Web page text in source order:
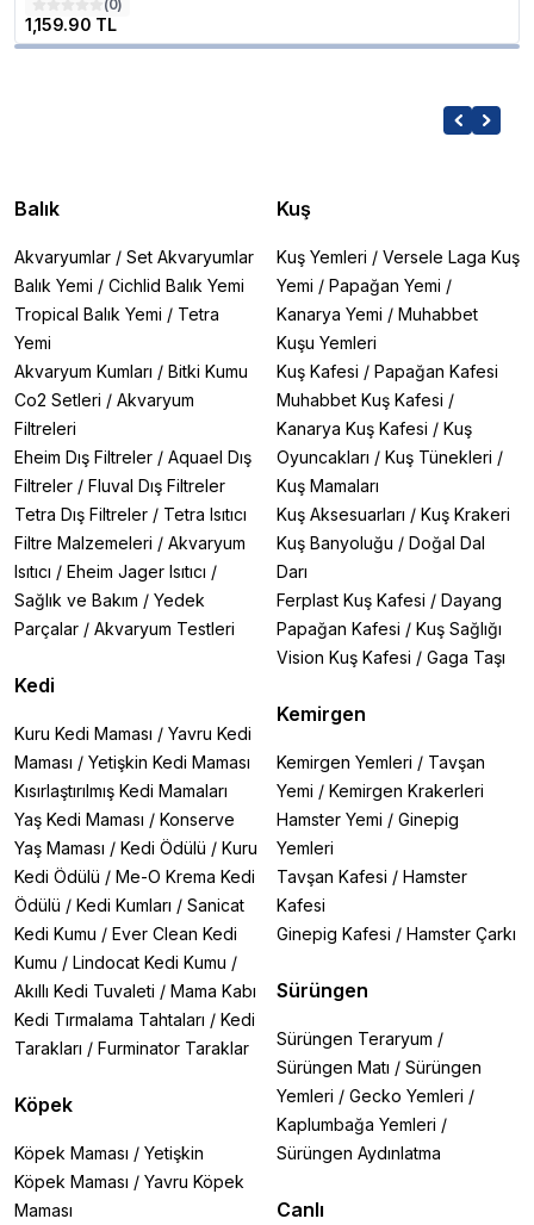
(0)
1,159.90 TL
Balık
Akvaryumlar / Set Akvaryumlar
Balık Yemi / Cichlid Balık Yemi
Tropical Balık Yemi / Tetra
Yemi
Akvaryum Kumları / Bitki Kumu
Co2 Setleri / Akvaryum
Filtreleri
Eheim Dış Filtreler / Aquael Dış
Filtreler / Fluval Dış Filtreler
Tetra Dış Filtreler / Tetra Isıtıcı
Filtre Malzemeleri / Akvaryum
Isıtıcı / Eheim Jager Isıtıcı /
Sağlık ve Bakım / Yedek
Parçalar / Akvaryum Testleri
Kedi
Kuru Kedi Maması / Yavru Kedi
Maması / Yetişkin Kedi Maması
Kısırlaştırılmış Kedi Mamaları
Yaş Kedi Maması / Konserve
Yaş Maması / Kedi Ödülü / Kuru
Kedi Ödülü / Me-O Krema Kedi
Ödülü / Kedi Kumları / Sanicat
Kedi Kumu / Ever Clean Kedi
Kumu / Lindocat Kedi Kumu /
Akıllı Kedi Tuvaleti / Mama Kabı
Kedi Tırmalama Tahtaları / Kedi
Tarakları / Furminator Taraklar
Köpek
Köpek Maması / Yetişkin
Köpek Maması / Yavru Köpek
Maması
Kuş
Kuş Yemleri / Versele Laga Kuş
Yemi / Papağan Yemi /
Kanarya Yemi / Muhabbet
Kuşu Yemleri
Kuş Kafesi / Papağan Kafesi
Muhabbet Kuş Kafesi /
Kanarya Kuş Kafesi / Kuş
Oyuncakları / Kuş Tünekleri /
Kuş Mamaları
Kuş Aksesuarları / Kuş Krakeri
Kuş Banyoluğu / Doğal Dal
Darı
Ferplast Kuş Kafesi / Dayang
Papağan Kafesi / Kuş Sağlığı
Vision Kuş Kafesi / Gaga Taşı
Kemirgen
Kemirgen Yemleri / Tavşan
Yemi / Kemirgen Krakerleri
Hamster Yemi / Ginepig
Yemleri
Tavşan Kafesi / Hamster
Kafesi
Ginepig Kafesi / Hamster Çarkı
Sürüngen
Sürüngen Teraryum /
Sürüngen Matı / Sürüngen
Yemleri / Gecko Yemleri /
Kaplumbağa Yemleri /
Sürüngen Aydınlatma
Canlı